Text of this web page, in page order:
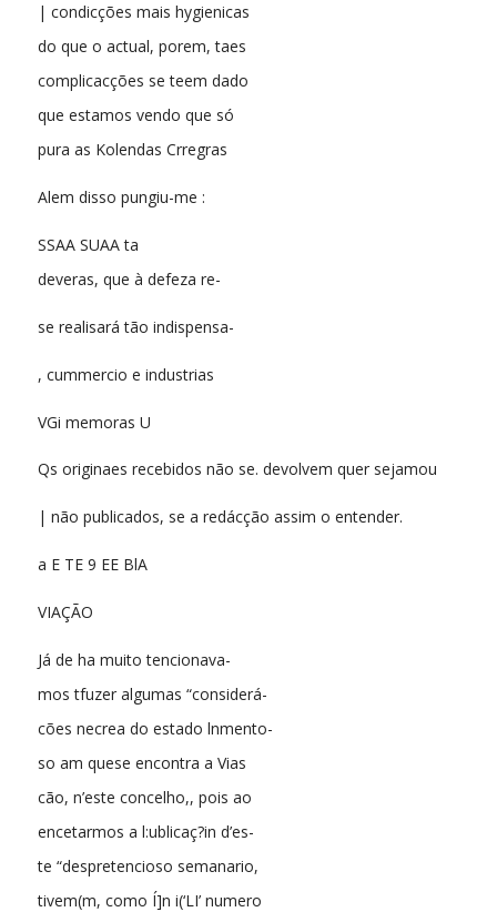
| condicções mais hygienicas
do que o actual, porem, taes
complicacções se teem dado
que estamos vendo que só
pura as Kolendas Crregras
Alem disso pungiu-me :
SSAA SUAA ta
deveras, que à defeza re-
se realisará tão indispensa-
, cummercio e industrias
VGi memoras U
Qs originaes recebidos não se. devolvem quer sejamou
| não publicados, se a redácção assim o entender.
a E TE 9 EE BlA
VIAÇÃO
Já de ha muito tencionava-
mos tfuzer algumas “considerá-
cões necrea do estado lnmento-
so am quese encontra a Vias
cão, n’este concelho,, pois ao
encetarmos a l:ublicaç?in d’es-
te “despretencioso semanario,
tivem(m, como Í]n i(‘LI’ numero